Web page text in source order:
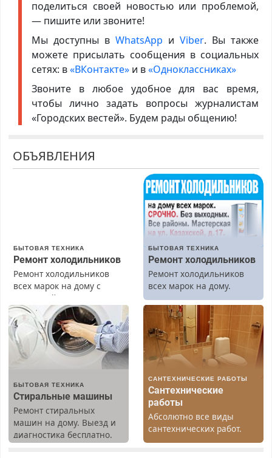
поделиться своей новостью или проблемой,
— пишите или звоните!
Мы доступны в WhatsApp иViber. Вы также
можете присылать сообщения в социальных
сетях: в«ВКонтакте»и в«Одноклассниках»
Звоните в любое удобное для вас время,
чтобы лично задать вопросы журналистам
«Городских вестей». Будем рады общению!
ОБЪЯВЛЕНИЯ
БЫТОВАЯ ТЕХНИКА
Ремонт холодильников
Ремонт холодильников
всех марок на дому с
гарантией. Замена
резины. Качественно.
Недорого. Без выходных.
Все районы. Скидка.
Вызов бесплатный.
БЫТОВАЯ ТЕХНИКА
Ремонт холодильников
Ремонт холодильников
всех марок на дому.
БЫТОВАЯ ТЕХНИКА
Стиральные машины
Ремонт стиральных
машин на дому. Выезд и
диагностика бесплатно.
САНТЕХНИЧЕСКИЕ РАБОТЫ
Сантехнические
работы
Абсолютно все виды
сантехнических работ.
Быстро. Качественно.